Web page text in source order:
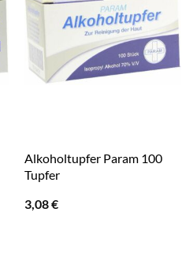
Alkoholtupfer Param 100
Tupfer
3,08€